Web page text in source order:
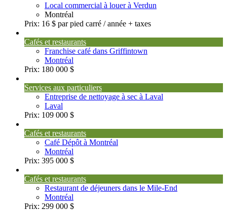
Local commercial à louer à Verdun
Montréal
Prix: 16 $ par pied carré / année + taxes
Cafés et restaurants
Franchise café dans Griffintown
Montréal
Prix: 180 000 $
Services aux particuliers
Entreprise de nettoyage à sec à Laval
Laval
Prix: 109 000 $
Cafés et restaurants
Café Dépôt à Montréal
Montréal
Prix: 395 000 $
Cafés et restaurants
Restaurant de déjeuners dans le Mile-End
Montréal
Prix: 299 000 $